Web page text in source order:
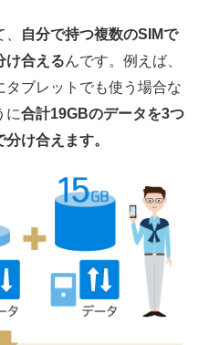
自分で持つ複数のSIMで
け合えるんです。例えば、
タブレットでも使う場合な
に合計19GBのデータを3つ
け合えます。